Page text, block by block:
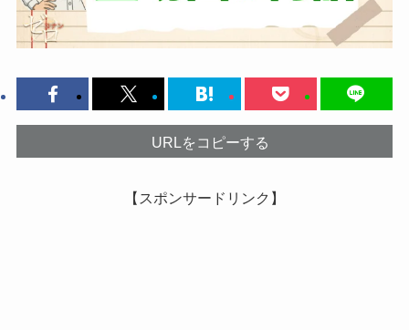
URLをコピーする
【スポンサードリンク】